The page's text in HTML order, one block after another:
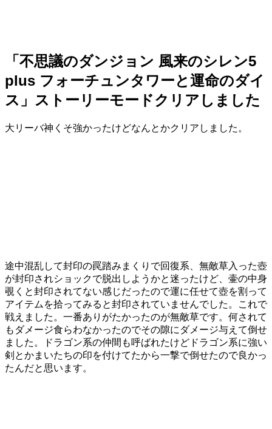
「不思議のダンジョン 風来のシレン5
plus フォーチュンタワーと運命のダイ
ス」ストーリーモードクリアしました
大リーバ神くそ強かったけどなんとかクリアしました。
途中混乱して封印の罠踏みまくりで回復系、無敵草入った壺
が封印されショックで脱出しようかと迷ったけど、壷の中身
覗くと封印されてない感じだったので運に任せて壺を割って
アイテムを拾ってみると封印されていませんでした。これで
戦えました。一番ありがたかったのが無敵草です。何されて
もダメージ食らわなかったのでその隙にダメージ与えて倒せ
ました。ドラゴン系の仲間も呼ばれたけどドラゴン系に強い
剣とかまいたちの印を付けてたから一撃で倒せたので良かっ
たんだと思います。